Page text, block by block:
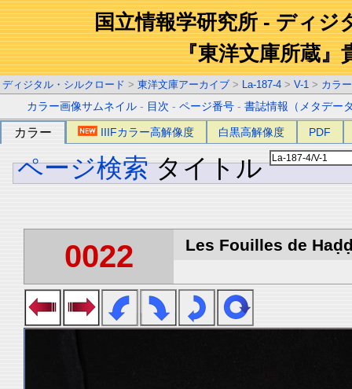
国立情報学研究所 - ディジ
『東洋文庫所蔵』
ディジタル・シルクロード > 東洋文庫アーカイブ > La-187-4 > V-1 > カラ
カラー画像サムネイル - 目次 -ページ番号 -書誌情報（メタデー
カラー IIIFカラー高解像度 白黒高解像度 PDF
ページ検索 タイトル
0022 Les Fouilles de